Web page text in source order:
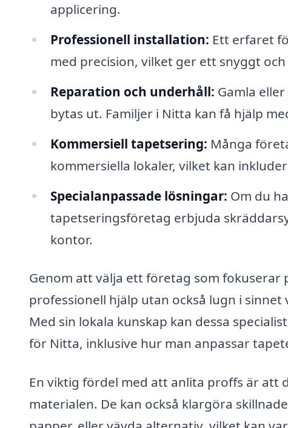
applicering.
Professionell installation: Ett erfaret
med precision, vilket ger ett snyggt
Reparation och underhåll: Gamla
bytas ut. Familjer i Nitta kan få hjälp
Kommersiell tapetsering: Många
kommersiella lokaler, vilket kan
Specialanpassade lösningar: Om du
tapetseringsföretag erbjuda
kontor.
Genom att välja ett företag som fokuserar
professionell hjälp utan också lugn i
Med sin lokala kunskap kan dessa
för Nitta, inklusive hur man anpassar
En viktig fördel med att anlita proffs är att
materialen. De kan också klargöra